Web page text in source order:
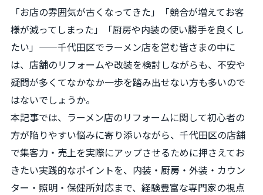
「お店の雰囲気が古くなってきた」「競合が増えてお客
様が減ってしまった」「厨房や内装の使い勝手を良くし
たい」——千代田区でラーメン店を営む皆さまの中に
は、店舗のリフォームや改装を検討しながらも、不安や
疑問が多くてなかなか一歩を踏み出せない方も多いので
はないでしょうか。
本記事では、ラーメン店のリフォームに関して初心者の
方が陥りやすい悩みに寄り添いながら、千代田区の店舗
で集客力・売上を実際にアップさせるために押さえてお
きたい実践的なポイントを、内装・厨房・外装・カウン
ター・照明・保健所対応まで、経験豊富な専門家の視点